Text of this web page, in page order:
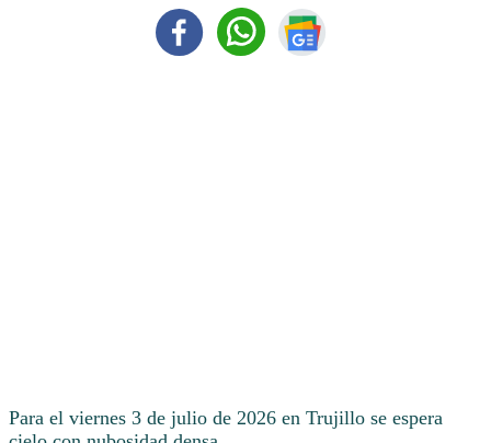
Para el viernes 3 de julio de 2026 en Trujillo se espera